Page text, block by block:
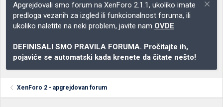
Apgrejdovali smo forum na XenForo 2.1.1, ukoliko imate
predloga vezanih za izgled ili funkcionalnost foruma, ili
ukoliko naletite na neki problem, javite nam OVDE
DEFINISALI SMO PRAVILA FORUMA. Pročitajte ih,
pojaviće se automatski kada krenete da čitate nešto!
XenForo 2 - apgrejdovan forum